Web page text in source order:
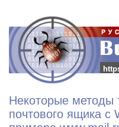
Некоторые методы
почтового ящика